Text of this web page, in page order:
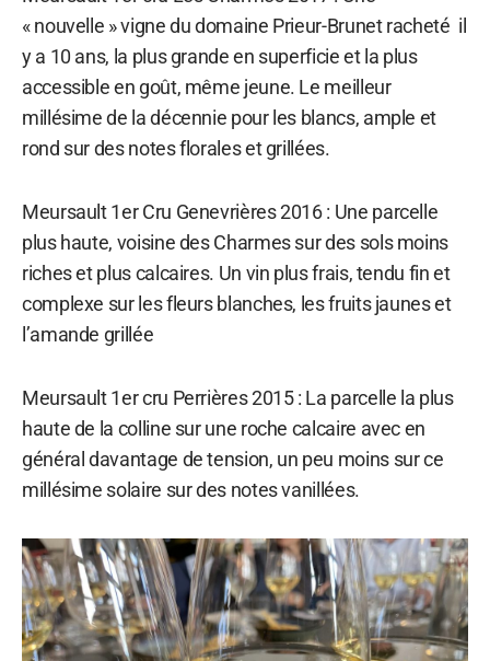
« nouvelle » vigne du domaine Prieur-Brunet racheté il
y a 10 ans, la plus grande en superficie et la plus
accessible en goût, même jeune. Le meilleur
millésime de la décennie pour les blancs, ample et
rond sur des notes florales et grillées.
Meursault 1er Cru Genevrières 2016 : Une parcelle
plus haute, voisine des Charmes sur des sols moins
riches et plus calcaires. Un vin plus frais, tendu fin et
complexe sur les fleurs blanches, les fruits jaunes et
l’amande grillée
Meursault 1er cru Perrières 2015 : La parcelle la plus
haute de la colline sur une roche calcaire avec en
général davantage de tension, un peu moins sur ce
millésime solaire sur des notes vanillées.